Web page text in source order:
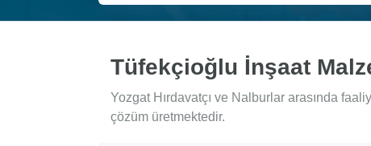
Tüfekçioğlu İnşaat
Yozgat Hırdavatçı ve Nalburlar arasında
çözüm üretmektedir.